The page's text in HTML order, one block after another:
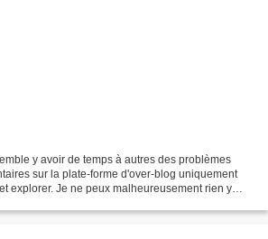
y avoir de temps à autres des problèmes
sur la plate-forme d'over-blog uniquement
explorer. Je ne peux malheureusement rien y